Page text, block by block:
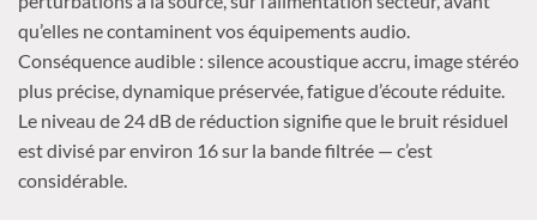
qu’elles ne contaminent vos équipements audio.
Conséquence audible : silence acoustique accru, image stéréo
plus précise, dynamique préservée, fatigue d’écoute réduite.
Le niveau de 24 dB de réduction signifie que le bruit résiduel
est divisé par environ 16 sur la bande filtrée — c’est
considérable.